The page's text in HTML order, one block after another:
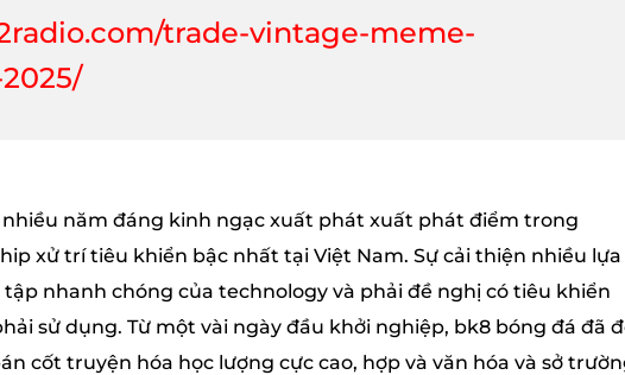
trade-vintage-meme-
năm đáng kinh ngạc xuất phát xuất phát điểm trong
xử trí tiêu khiển bậc nhất tại Việt Nam. Sự cải thiện nhiều lựa
nhanh chóng của technology và phải đề nghị có tiêu khiển
sử dụng. Từ một vài ngày đầu khởi nghiệp, bk8 bóng đá đã
cốt truyện hóa học lượng cực cao, hợp và văn hóa và sở